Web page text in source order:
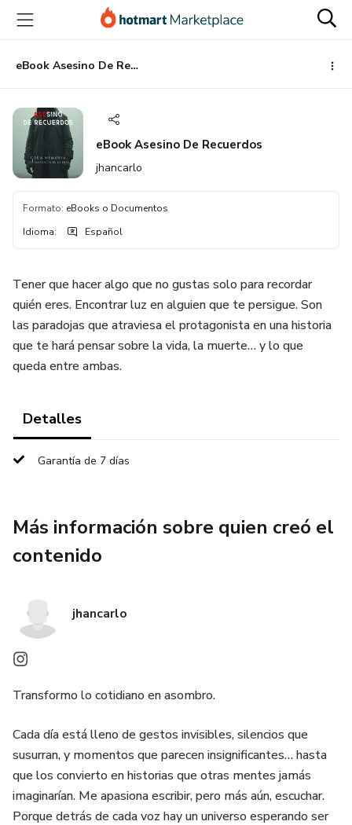
principal
página
de
página
eBook Asesino De Recuerdos
eBook Asesino De Recuerdos
jhancarlo
Formato: eBooks o Documentos
Idioma: Español
Tener que hacer algo que no gustas solo para recordar
quién eres. Encontrar luz en alguien que te persigue. Son
las paradojas que atraviesa el protagonista en una historia
que te hará pensar sobre la vida, la muerte… y lo que
queda entre ambas.
Detalles
Garantía de 7 días
Más información sobre quien creó el
contenido
jhancarlo
Transformo lo cotidiano en asombro.
Cada día está lleno de gestos invisibles, silencios que
susurran, y momentos que parecen insignificantes… hasta
que los convierto en historias que otras mentes jamás
imaginarían. Me apasiona escribir, pero más aún, escuchar.
Porque detrás de cada voz hay un universo esperando ser